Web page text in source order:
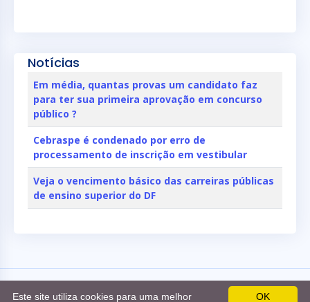
Notícias
Em média, quantas provas um candidato faz
para ter sua primeira aprovação em concurso
público ?
Cebraspe é condenado por erro de
processamento de inscrição em vestibular
Veja o vencimento básico das carreiras públicas
de ensino superior do DF
© CarreirasDF.com.br OK
Este site utiliza cookies para uma melhor